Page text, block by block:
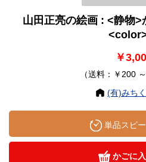
山田正亮の絵画 : <静物
￥
（送料：￥200
(有)みち
単品スピ
かごに